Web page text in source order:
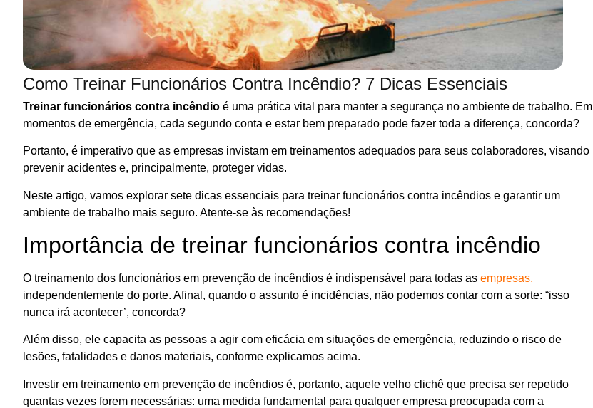
Como Treinar Funcionários Contra Incêndio? 7 Dicas Essenciais
Treinar funcionários contra incêndio é uma prática vital para manter a segurança no ambiente de trabalho. Em
momentos de emergência, cada segundo conta e estar bem preparado pode fazer toda a diferença, concorda?
Portanto, é imperativo que as empresas invistam em treinamentos adequados para seus colaboradores, visando
prevenir acidentes e, principalmente, proteger vidas.
Neste artigo, vamos explorar sete dicas essenciais para treinar funcionários contra incêndios e garantir um
ambiente de trabalho mais seguro. Atente-se às recomendações!
Importância de treinar funcionários contra incêndio
O treinamento dos funcionários em prevenção de incêndios é indispensável para todas as empresas,
independentemente do porte. Afinal, quando o assunto é incidências, não podemos contar com a sorte: “isso
nunca irá acontecer’, concorda?
Além disso, ele capacita as pessoas a agir com eficácia em situações de emergência, reduzindo o risco de
lesões, fatalidades e danos materiais, conforme explicamos acima.
Investir em treinamento em prevenção de incêndios é, portanto, aquele velho clichê que precisa ser repetido
quantas vezes forem necessárias: uma medida fundamental para qualquer empresa preocupada com a